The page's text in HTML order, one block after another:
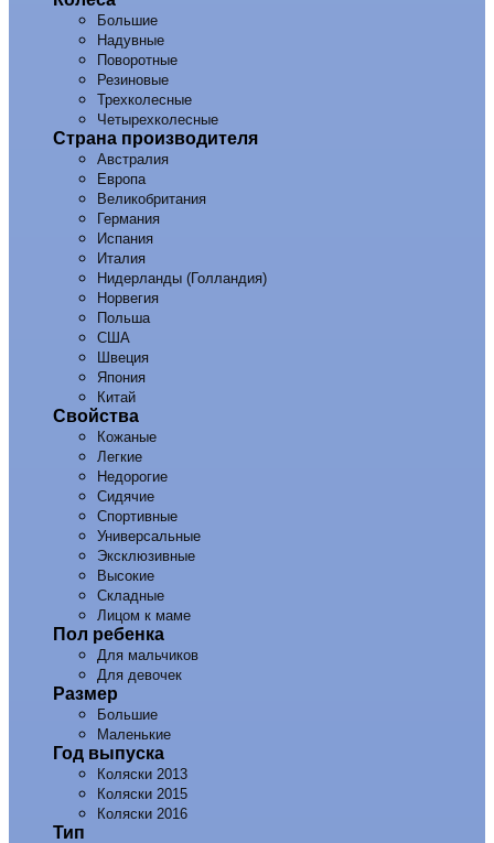
Большие
Надувные
Поворотные
Резиновые
Трехколесные
Четырехколесные
Страна производителя
Австралия
Европа
Великобритания
Германия
Испания
Италия
Нидерланды (Голландия)
Норвегия
Польша
США
Швеция
Япония
Китай
Свойства
Кожаные
Легкие
Недорогие
Сидячие
Спортивные
Универсальные
Эксклюзивные
Высокие
Складные
Лицом к маме
Пол ребенка
Для мальчиков
Для девочек
Размер
Большие
Маленькие
Год выпуска
Коляски 2013
Коляски 2015
Коляски 2016
Тип